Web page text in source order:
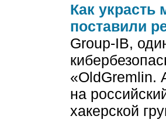
Как
поставили
Group-IB,
«OldGremlin.
на
хакерской